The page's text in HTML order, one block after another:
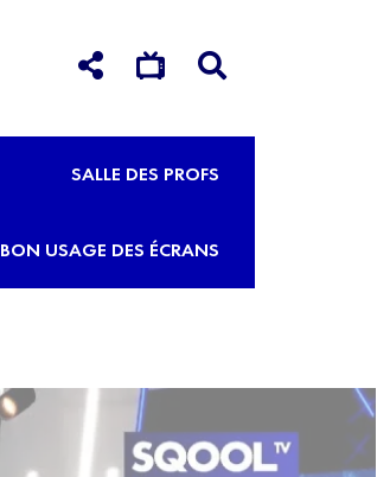
SALLE DES PROFS
BON USAGE DES ÉCRANS